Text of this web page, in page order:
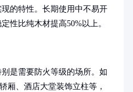
的特性。长期使用中不易开
性比纯木材提高50%以上。
是需要防火等级的场所。如
厢、酒店大堂装饰立柱等，